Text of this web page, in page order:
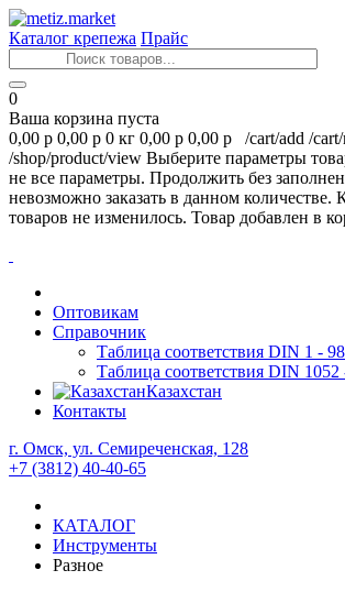
Каталог крепежа Прайс
0
Ваша корзина пуста
0,00 р 0,00 р 0 кг 0,00 р 0,00 р /cart/add /
/shop/product/view Выберите параметры
не все параметры. Продолжить без
невозможно заказать в данном количестве.
товаров не изменилось. Товар добавлен в
Оптовикам
Справочник
Таблица соответствия DIN 1 -
Таблица соответствия DIN 1052
Казахстан
Контакты
г. Омск, ул. Семиреченская, 128
+7 (3812) 40-40-65
КАТАЛОГ
Инструменты
Разное